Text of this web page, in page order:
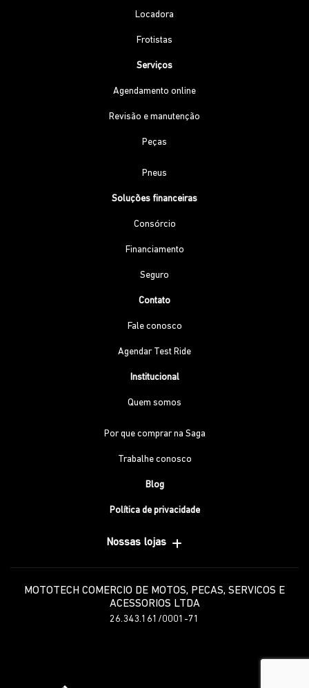
Locadora
Frotistas
Serviços
Agendamento online
Revisão e manutenção
Peças
Pneus
Soluções financeiras
Consórcio
Financiamento
Seguro
Contato
Fale conosco
Agendar Test Ride
Institucional
Quem somos
Por que comprar na Saga
Trabalhe conosco
Blog
Política de privacidade
Nossas lojas
MOTOTECH COMERCIO DE MOTOS, PECAS, SERVICOS E
ACESSORIOS LTDA
26.343.161/0001-71